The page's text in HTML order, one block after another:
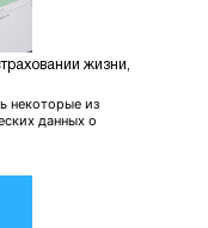
жизни,
некоторые из
данных о